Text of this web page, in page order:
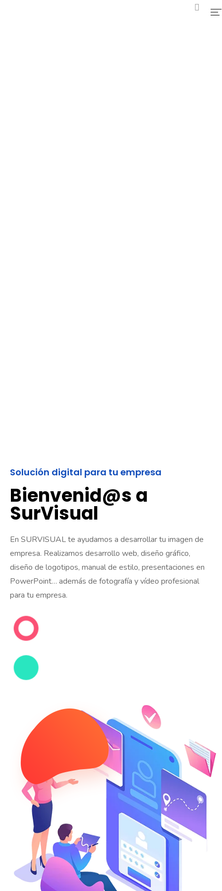
Solución digital para tu empresa
Bienvenid@s a
SurVisual
En SURVISUAL te ayudamos a desarrollar tu imagen de
empresa. Realizamos desarrollo web, diseño gráfico,
diseño de logotipos, manual de estilo, presentaciones en
PowerPoint… además de fotografía y vídeo profesional
para tu empresa.